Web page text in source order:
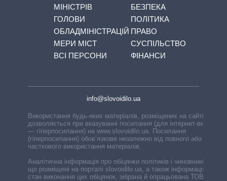
МІНІСТРІВ
ГОЛОВИ
ОБЛАДМІНІСТРАЦІЙ
МЕРИ МІСТ
ВСІ ПЕРСОНИ
БЕЗПЕКА
ПОЛІТИКА
ПРАВО
СУСПІЛЬСТВО
ФІНАНСИ
info@slovoidilo.ua
Використання будь-яких матеріалів, розміщених на сайті,
дозволяється при вказуванні посилання (для інтернет-видань
— гіперпосилання) на www.slovoidilo.ua. Посилання
(гіперпосилання) обов’язкове незалежно від повного або
часткового використання матеріалів.
Аналітична інформація про обіцянки політиків і чиновників,
що розміщені на порталі slovoidilo.ua, а також інформація про
стан виконання цих обіцянок, зібрана й опрацьована ТОВ «ІА